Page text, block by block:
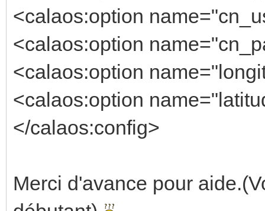
<calaos:option
<calaos:option
<calaos:option
<calaos:option
</calaos:config>
Merci d'avance pour